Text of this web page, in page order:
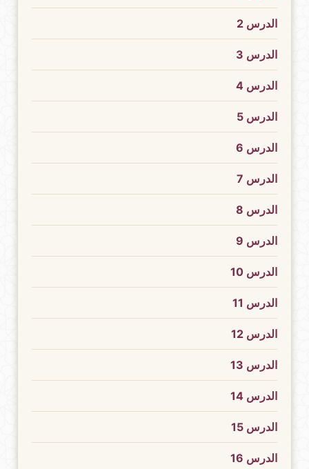
الدرس 2
الدرس 3
الدرس 4
الدرس 5
الدرس 6
الدرس 7
الدرس 8
الدرس 9
الدرس 10
الدرس 11
الدرس 12
الدرس 13
الدرس 14
الدرس 15
الدرس 16